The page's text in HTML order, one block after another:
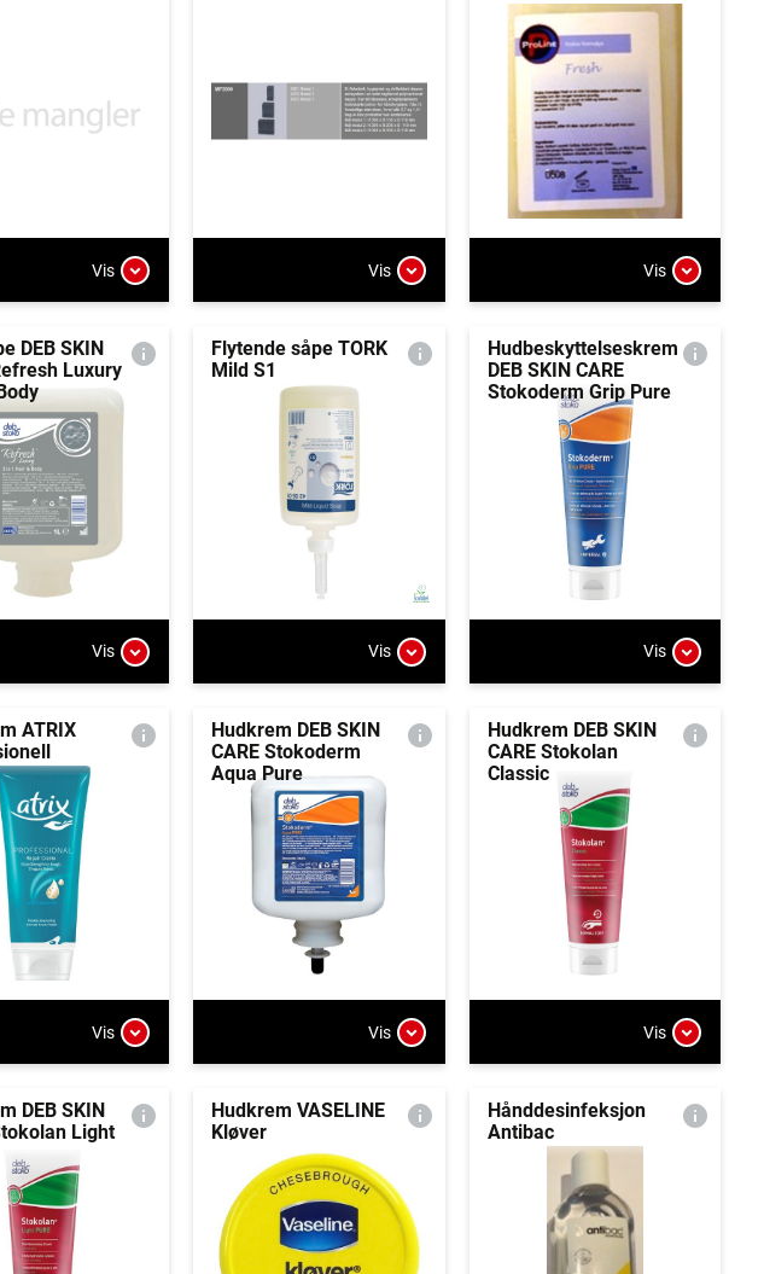
Vis Vis Vis
DEB SKIN
Luxury
Vis
Flytende såpe TORK
Mild S1
Vis
Hudbeskyttelseskrem
DEB SKIN CARE
Stokoderm Grip Pure
Vis
ATRIX
Vis
Hudkrem DEB SKIN
CARE Stokoderm
Aqua Pure
Vis
Hudkrem DEB SKIN
CARE Stokolan
Classic
Vis
DEB SKIN
Light
Hudkrem VASELINE
Kløver
Hånddesinfeksjon
Antibac